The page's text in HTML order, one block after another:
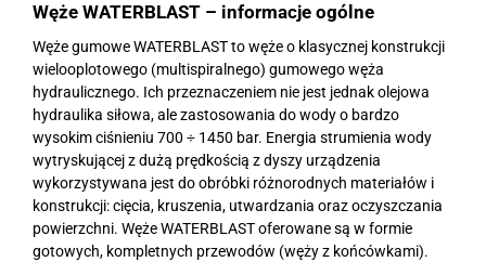
Węże WATERBLAST – informacje ogólne
Węże gumowe WATERBLAST to węże o klasycznej konstrukcji
wielooplotowego (multispiralnego) gumowego węża
hydraulicznego. Ich przeznaczeniem nie jest jednak olejowa
hydraulika siłowa, ale zastosowania do wody o bardzo
wysokim ciśnieniu 700 ÷ 1450 bar. Energia strumienia wody
wytryskującej z dużą prędkością z dyszy urządzenia
wykorzystywana jest do obróbki różnorodnych materiałów i
konstrukcji: cięcia, kruszenia, utwardzania oraz oczyszczania
powierzchni. Węże WATERBLAST oferowane są w formie
gotowych, kompletnych przewodów (węży z końcówkami).